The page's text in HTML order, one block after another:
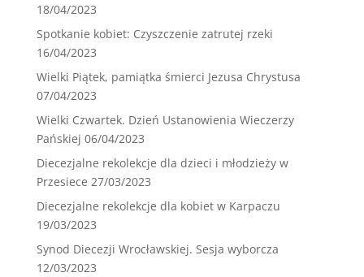
18/04/2023
Spotkanie kobiet: Czyszczenie zatrutej rzeki
16/04/2023
Wielki Piątek, pamiątka śmierci Jezusa Chrystusa
07/04/2023
Wielki Czwartek. Dzień Ustanowienia Wieczerzy
Pańskiej 06/04/2023
Diecezjalne rekolekcje dla dzieci i młodzieży w
Przesiece 27/03/2023
Diecezjalne rekolekcje dla kobiet w Karpaczu
19/03/2023
Synod Diecezji Wrocławskiej. Sesja wyborcza
12/03/2023